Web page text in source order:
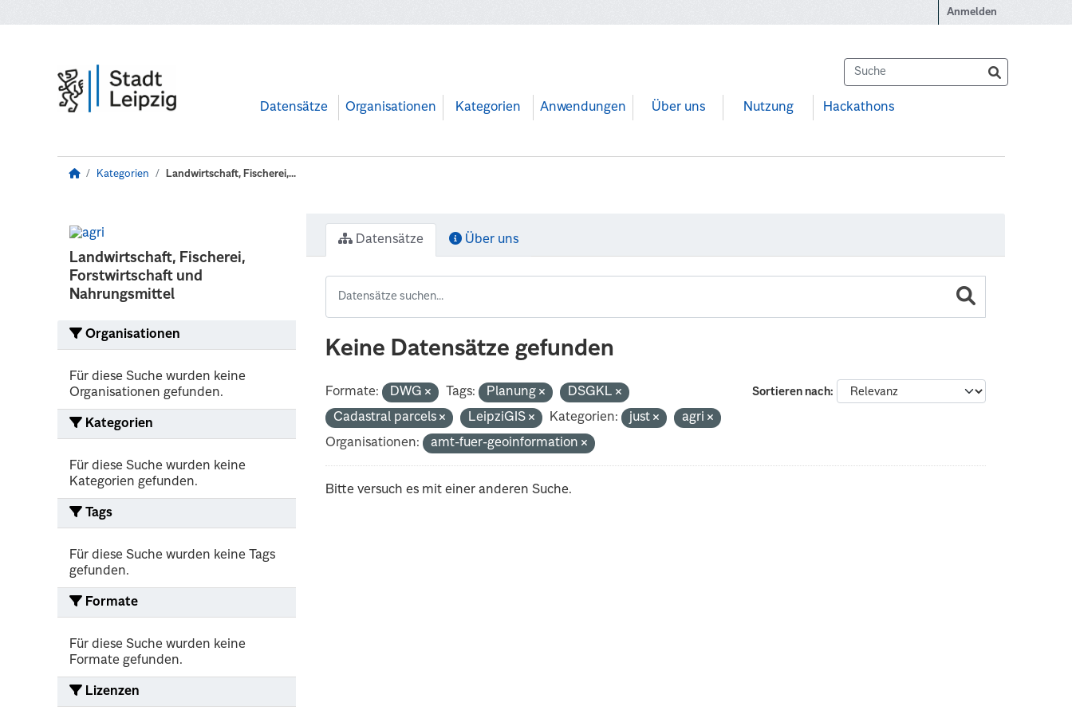
Anmelden
Datensätze Organisationen Kategorien Anwendungen Über uns Nutzung Hackathons
Kategorien Landwirtschaft, Fischerei,...
Landwirtschaft, Fischerei,
Forstwirtschaft und
Nahrungsmittel
Organisationen
Für diese Suche wurden keine
Organisationen gefunden.
Kategorien
Für diese Suche wurden keine
Kategorien gefunden.
Tags
Für diese Suche wurden keine Tags
gefunden.
Formate
Für diese Suche wurden keine
Formate gefunden.
Lizenzen
Datensätze Über uns
Keine Datensätze gefunden
Sortieren nach
Formate: DWG Tags: Planung
DSGKL
Cadastral parcels
LeipziGIS Kategorien: just
agri
Organisationen:
amt-fuer-geoinformation
Bitte versuch es mit einer anderen Suche.